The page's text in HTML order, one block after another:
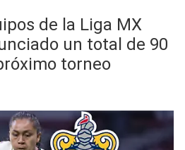
de la Liga MX
un total de 90
torneo